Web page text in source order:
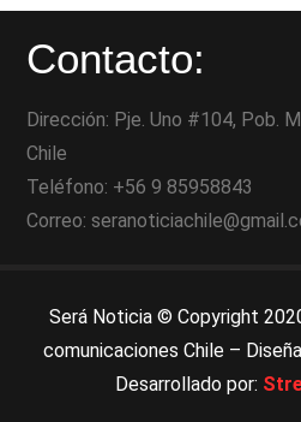
Contacto:
Dirección: Pje. Uno #104, Pob.
Chile
Teléfono: +56 9 85958843
Correo:
Será Noticia © Copyright
comunicaciones Chile –
Desarrollado por: